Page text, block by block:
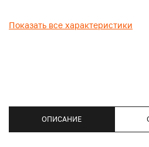
Показать все характеристики
ОПИСАНИЕ